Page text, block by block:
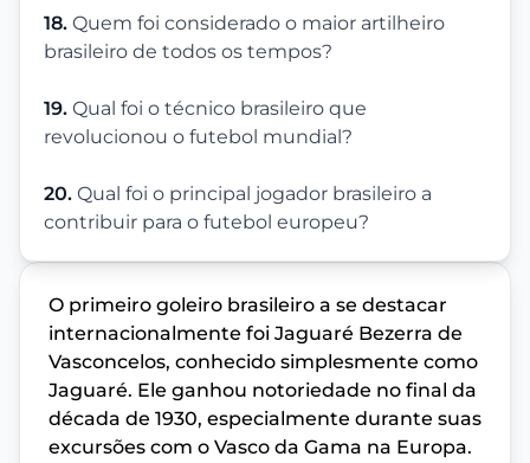
18. Quem foi considerado o maior artilheiro
brasileiro de todos os tempos?
19. Qual foi o técnico brasileiro que
revolucionou o futebol mundial?
20. Qual foi o principal jogador brasileiro a
contribuir para o futebol europeu?
O primeiro goleiro brasileiro a se destacar
internacionalmente foi Jaguaré Bezerra de
Vasconcelos, conhecido simplesmente como
Jaguaré. Ele ganhou notoriedade no final da
década de 1930, especialmente durante suas
excursões com o Vasco da Gama na Europa.